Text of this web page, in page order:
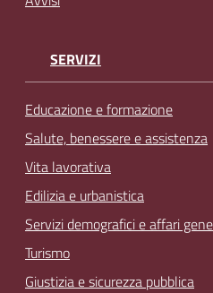
SERVIZI
Educazione e formazione
Salute, benessere e assistenza
Vita lavorativa
Edilizia e urbanistica
Servizi demografici e affari
Turismo
Giustizia e sicurezza pubblica